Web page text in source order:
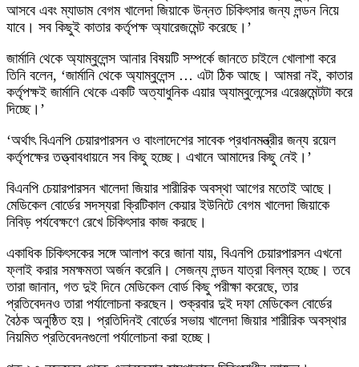
আসবে এবং ম্যাডাম বেগম খালেদা জিয়াকে উন্নত চিকিৎসার জন্য লন্ডন নিয়ে
যাবে। সব কিছুই কাতার কর্তৃপক্ষ অ্যারেজমেন্ট করেছে।’
জার্মানি থেকে অ্যাম্বুলেন্স আনার বিষয়টি সম্পর্কে জানতে চাইলে খোলাশা করে
তিনি বলেন, ‘জার্মানি থেকে অ্যাম্বুলেন্স … এটা ঠিক আছে। আমরা নই, কাতার
কর্তৃপক্ষই জার্মানি থেকে একটি অত্যাধুনিক এয়ার অ্যাম্বুলেন্সের এরেঞ্জমেন্টটা করে
দিচ্ছে।’
‘অর্থাৎ বিএনপি চেয়ারপারসন ও বাংলাদেশের সাবেক প্রধানমন্ত্রীর জন্য রয়েল
কর্তৃপক্ষের তত্ত্বাবধায়নে সব কিছু হচ্ছে। এখানে আমাদের কিছু নেই।’
বিএনপি চেয়ারপারসন খালেদা জিয়ার শারীরিক অবস্থা আগের মতোই আছে।
মেডিকেল বোর্ডের সদস্যরা ক্রিটিকাল কেয়ার ইউনিটে বেগম খালেদা জিয়াকে
নিবিড় পর্যবেক্ষণে রেখে চিকিৎসার কাজ করছে।
একাধিক চিকিৎসকের সঙ্গে আলাপ করে জানা যায়, বিএনপি চেয়ারপারসন এখনো
ফ্লাই করার সমক্ষমতা অর্জন করেনি। সেজন্য লন্ডন যাত্রা বিলম্ব হচ্ছে। তবে
তারা জানান, গত দুই দিনে মেডিকেল বোর্ড কিছু পরীক্ষা করেছে, তার
প্রতিবেদনও তারা পর্যালোচনা করছেন। শুক্রবার দুই দফা মেডিকেল বোর্ডের
বৈঠক অনুষ্ঠিত হয়। প্রতিদিনই বোর্ডের সভায় খালেদা জিয়ার শারীরিক অবস্থার
নিয়মিত প্রতিবেদনগুলো পর্যালোচনা করা হচ্ছে।